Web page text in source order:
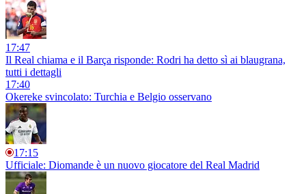
17:47
Il Real chiama e il Barça risponde: Rodri ha detto sì ai blaugrana,
tutti i dettagli
17:40
Okereke svincolato: Turchia e Belgio osservano
17:15
Ufficiale: Diomande è un nuovo giocatore del Real Madrid